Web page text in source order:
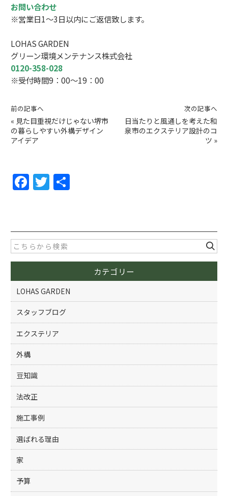
お問い合わせ
※営業日1～3日以内にご返信致します。
LOHAS GARDEN
グリーン環境メンテナンス株式会社
0120-358-028
※受付時間9：00～19：00
前の記事へ
« 見た目重視だけじゃない堺市
の暮らしやすい外構デザイン
アイデア
次の記事へ
日当たりと風通しを考えた和
泉市のエクステリア設計のコ
ツ »
F
a
e
b
o
o
k
T
w
er
カテゴリー
LOHAS GARDEN
スタッフブログ
エクステリア
外構
豆知識
法改正
施工事例
選ばれる理由
家
予算